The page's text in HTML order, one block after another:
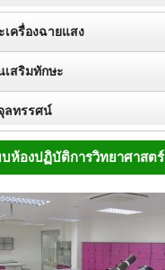
ครื่องฉายแสง
เสริมทักษะ
ลทรรศน์
ห้องปฏิบัติการวิทยาศาสตร์